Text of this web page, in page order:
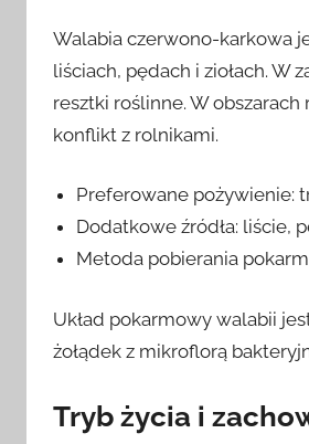
Walabia czerwono-karkowa
liściach, pędach i ziołach. W
resztki roślinne. W
konflikt z rolnikami.
Preferowane pożywienie:
Dodatkowe źródła: liście,
Metoda pobierania
Układ pokarmowy walabii
żołądek z mikroflorą
Tryb życia i